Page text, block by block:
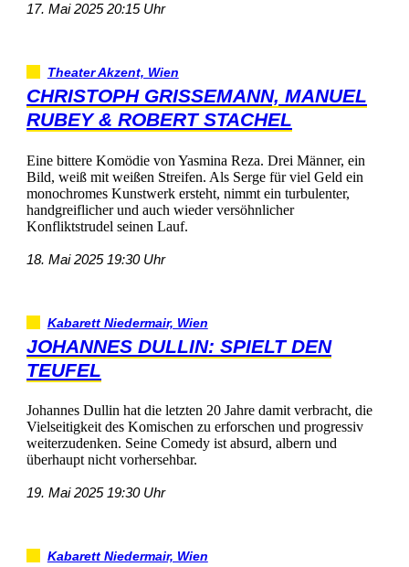
17.Mai202520:15Uhr
TheaterAkzent,Wien
CHRISTOPHGRISSEMANN,MANUEL
RUBEY&ROBERTSTACHEL
EinebittereKomödievonYasminaReza.DreiMänner,ein
Bild,weißmitweißenStreifen.AlsSergefürvielGeldein
monochromesKunstwerkersteht,nimmteinturbulenter,
handgreiflicherundauchwiederversöhnlicher
KonfliktstrudelseinenLauf.
18.Mai202519:30Uhr
KabarettNiedermair,Wien
JOHANNESDULLIN:SPIELTDEN
TEUFEL
JohannesDullinhatdieletzten20Jahredamitverbracht,die
VielseitigkeitdesKomischenzuerforschenundprogressiv
weiterzudenken.SeineComedyistabsurd,albernund
überhauptnichtvorhersehbar.
19.Mai202519:30Uhr
KabarettNiedermair,Wien